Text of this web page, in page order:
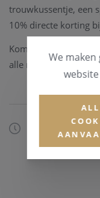
trouwkussentje, een
10% directe korting
Kom zeker eens
alle rust kunnen
We